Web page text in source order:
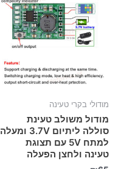
מודולי בקרי טעינה
מודול משולב טעינת
סוללה ליתיום 3.7V ומעלה
למתח 5V עם תצוגת
טעינה ולחצן הפעלה